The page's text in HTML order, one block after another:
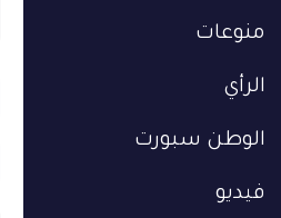
منوعات
الرأي
الوطن سبورت
فيديو